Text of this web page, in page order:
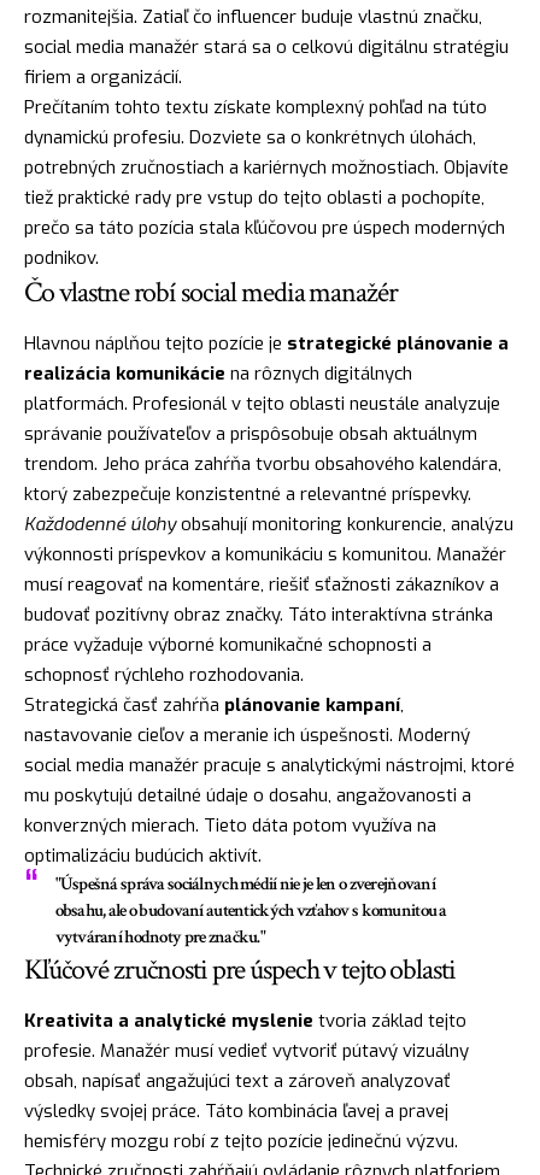
rozmanitejšia. Zatiaľ čo influencer buduje vlastnú značku,
social media manažér stará sa o celkovú digitálnu stratégiu
firiem a organizácií.
Prečítaním tohto textu získate komplexný pohľad na túto
dynamickú profesiu. Dozviete sa o konkrétnych úlohách,
potrebných zručnostiach a kariérnych možnostiach. Objavíte
tiež praktické rady pre vstup do tejto oblasti a pochopíte,
prečo sa táto pozícia stala kľúčovou pre úspech moderných
podnikov.
Čo vlastne robí social media manažér
Hlavnou náplňou tejto pozície je strategické plánovanie a
realizácia komunikácie na rôznych digitálnych
platformách. Profesionál v tejto oblasti neustále analyzuje
správanie používateľov a prispôsobuje obsah aktuálnym
trendom. Jeho práca zahŕňa tvorbu obsahového kalendára,
ktorý zabezpečuje konzistentné a relevantné príspevky.
Každodenné úlohyobsahují monitoring konkurencie, analýzu
výkonnosti príspevkov a komunikáciu s komunitou. Manažér
musí reagovať na komentáre, riešiť sťažnosti zákazníkov a
budovať pozitívny obraz značky. Táto interaktívna stránka
práce vyžaduje výborné komunikačné schopnosti a
schopnosť rýchleho rozhodovania.
Strategická časť zahŕňa plánovanie kampaní,
nastavovanie cieľov a meranie ich úspešnosti. Moderný
social media manažér pracuje s analytickými nástrojmi, ktoré
mu poskytujú detailné údaje o dosahu, angažovanosti a
konverzných mierach. Tieto dáta potom využíva na
optimalizáciu budúcich aktivít.
"Úspešná správa sociálnych médií nie je len o zverejňovaní
obsahu, ale o budovaní autentických vzťahov s komunitou a
vytváraní hodnoty pre značku."
Kľúčové zručnosti pre úspech v tejto oblasti
Kreativita a analytické myslenie tvoria základ tejto
profesie. Manažér musí vedieť vytvoriť pútavý vizuálny
obsah, napísať angažujúci text a zároveň analyzovať
výsledky svojej práce. Táto kombinácia ľavej a pravej
hemisféry mozgu robí z tejto pozície jedinečnú výzvu.